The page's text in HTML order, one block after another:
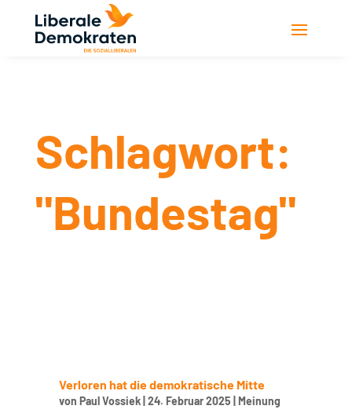
Schlagwort:
"Bundestag"
Verloren hat die demokratische Mitte
von Paul Vossiek| 24. Februar 2025 Meinung